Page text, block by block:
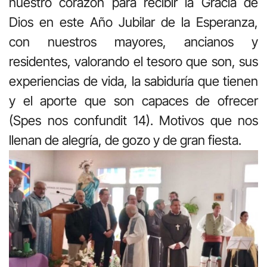
Dios en este Año Jubilar de la Esperanza,
con nuestros mayores, ancianos y
residentes, valorando el tesoro que son, sus
experiencias de vida, la sabiduría que tienen
y el aporte que son capaces de ofrecer
(Spes nos confundit 14). Motivos que nos
llenan de alegría, de gozo y de gran fiesta.